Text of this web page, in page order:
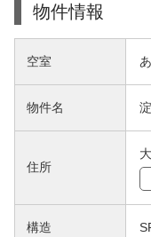
物件情報
空室
物件名
住所
構造